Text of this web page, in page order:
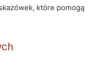
które pomogą